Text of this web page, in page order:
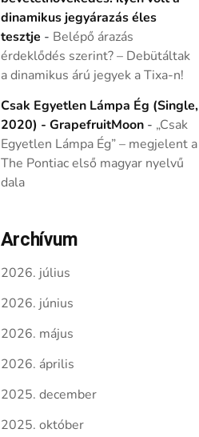
dinamikus jegyárazás éles
tesztje - Belépő árazás
érdeklődés szerint? – Debütáltak
a dinamikus árú jegyek a Tixa-n!
Csak Egyetlen Lámpa Ég (Single,
2020) - GrapefruitMoon- „Csak
Egyetlen Lámpa Ég” – megjelent a
The Pontiac első magyar nyelvű
dala
Archívum
2026. július
2026. június
2026. május
2026. április
2025. december
2025. október